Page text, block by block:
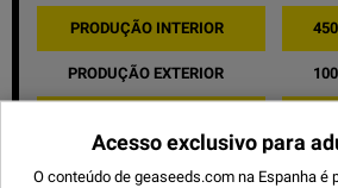
PRODUÇÃO INTERIOR
PRODUÇÃO EXTERIOR
Acesso exclusivo para
O conteúdo de geaseeds.com na Espanha é